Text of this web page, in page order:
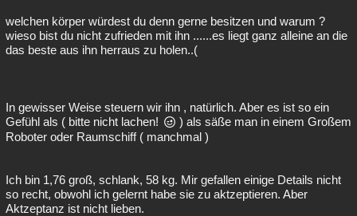
welchen körper würdest du denn gerne besitzen und warum ?
wieso bist du nicht zufrieden mit ihn ......es liegt ganz alleine an die
das beste aus ihn herraus zu holen..(
In gewisser Weise steuern wir ihn , natürlich. Aber es ist so ein
Gefühl als ( bitte nicht lachen!
) als säße man in einem Großem
Roboter oder Raumschiff ( manchmal )
Ich bin 1,76 groß, schlank, 58 kg. Mir gefallen einige Details nicht
so recht, obwohl ich gelernt habe sie zu aktzeptieren. Aber
Aktzeptanz ist nicht lieben.